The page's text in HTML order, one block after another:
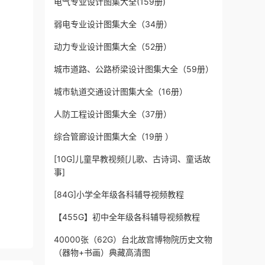
弱电专业设计图集大全（34册）
动力专业设计图集大全（52册）
城市道路、公路桥梁设计图集大全（59册）
城市轨道交通设计图集大全（16册）
人防工程设计图集大全（37册）
综合管廊设计图集大全（19册 ）
[10G]儿童早教视频[儿歌、古诗词、童话故
事]
[84G]小学全年级各科辅导视频教程
【455G】初中全年级各科辅导视频教程
40000张（62G）台北故宫博物院历史文物
（器物+书画）典藏高清图